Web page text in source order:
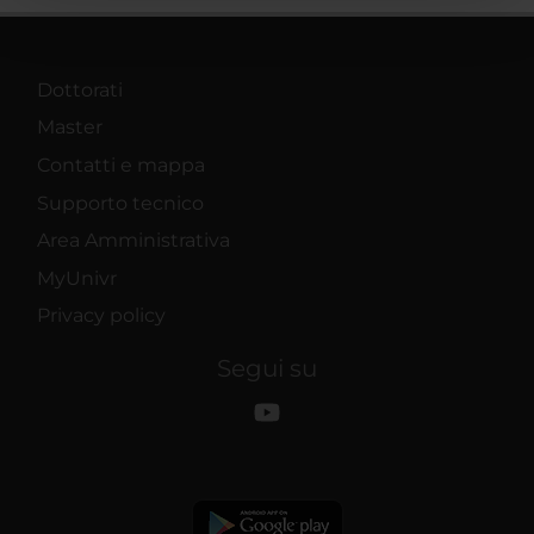
Dottorati
Master
Contatti e mappa
Supporto tecnico
Area Amministrativa
MyUnivr
Privacy policy
Segui su